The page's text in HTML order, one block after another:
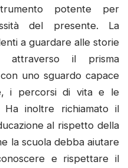
potente per
del presente. La
a guardare alle storie
attraverso il prisma
uno sguardo capace
i percorsi di vita e le
Ha inoltre richiamato il
al rispetto della
la scuola debba aiutare
e rispettare il